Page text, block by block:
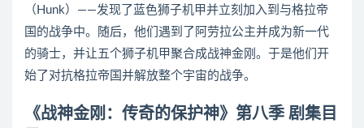
（Hunk）——发现了蓝色狮子机甲并立刻加入到与格拉帝
国的战争中。随后，他们遇到了阿劳拉公主并成为新一代
的骑士，并让五个狮子机甲聚合成战神金刚。于是他们开
始了对抗格拉帝国并解放整个宇宙的战争。
《战神金刚：传奇的保护神》第八季 剧集目